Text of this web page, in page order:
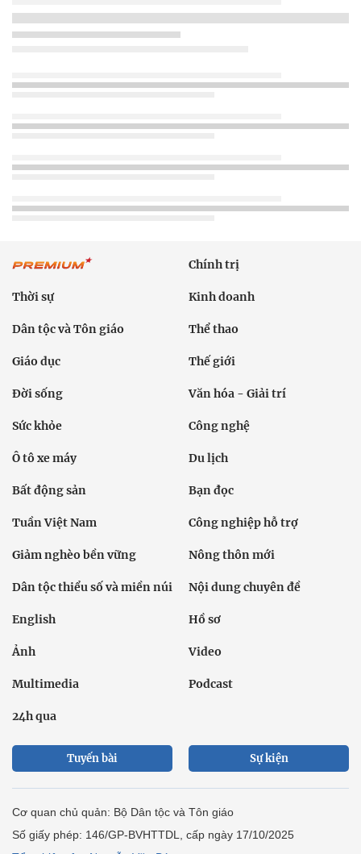
Chính trị
Thời sự Kinh doanh
Dân tộc và Tôn giáo Thể thao
Giáo dục Thế giới
Đời sống Văn hóa - Giải trí
Sức khỏe Công nghệ
Ô tô xe máy Du lịch
Bất động sản Bạn đọc
Tuần Việt Nam Công nghiệp hỗ trợ
Giảm nghèo bền vững Nông thôn mới
Dân tộc thiểu số và miền núi Nội dung chuyên đề
English Hồ sơ
Ảnh Video
Multimedia Podcast
24h qua
Tuyến bài Sự kiện
Cơ quan chủ quản: Bộ Dân tộc và Tôn giáo
Số giấy phép: 146/GP-BVHTTDL, cấp ngày 17/10/2025